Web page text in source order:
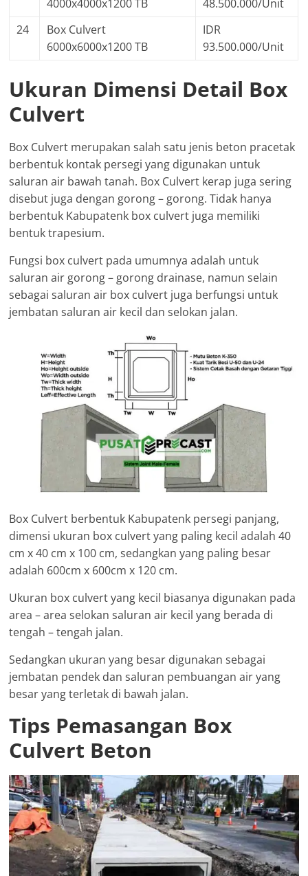
4000x4000x1200 TB
48.500.000/Unit
24
Box Culvert
6000x6000x1200 TB
IDR
93.500.000/Unit
Ukuran Dimensi Detail Box
Culvert
Box Culvert merupakan salah satu jenis beton pracetak
berbentuk kontak persegi yang digunakan untuk
saluran air bawah tanah. Box Culvert kerap juga sering
disebut juga dengan gorong – gorong. Tidak hanya
berbentuk Kabupatenk box culvert juga memiliki
bentuk trapesium.
Fungsi box culvert pada umumnya adalah untuk
saluran air gorong – gorong drainase, namun selain
sebagai saluran air box culvert juga berfungsi untuk
jembatan saluran air kecil dan selokan jalan.
Box Culvert berbentuk Kabupatenk persegi panjang,
dimensi ukuran box culvert yang paling kecil adalah 40
cm x 40 cm x 100 cm, sedangkan yang paling besar
adalah 600cm x 600cm x 120 cm.
Ukuran box culvert yang kecil biasanya digunakan pada
area – area selokan saluran air kecil yang berada di
tengah – tengah jalan.
Sedangkan ukuran yang besar digunakan sebagai
jembatan pendek dan saluran pembuangan air yang
besar yang terletak di bawah jalan.
Tips Pemasangan Box
Culvert Beton